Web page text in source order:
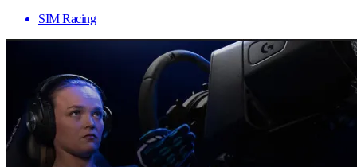
SIM Racing